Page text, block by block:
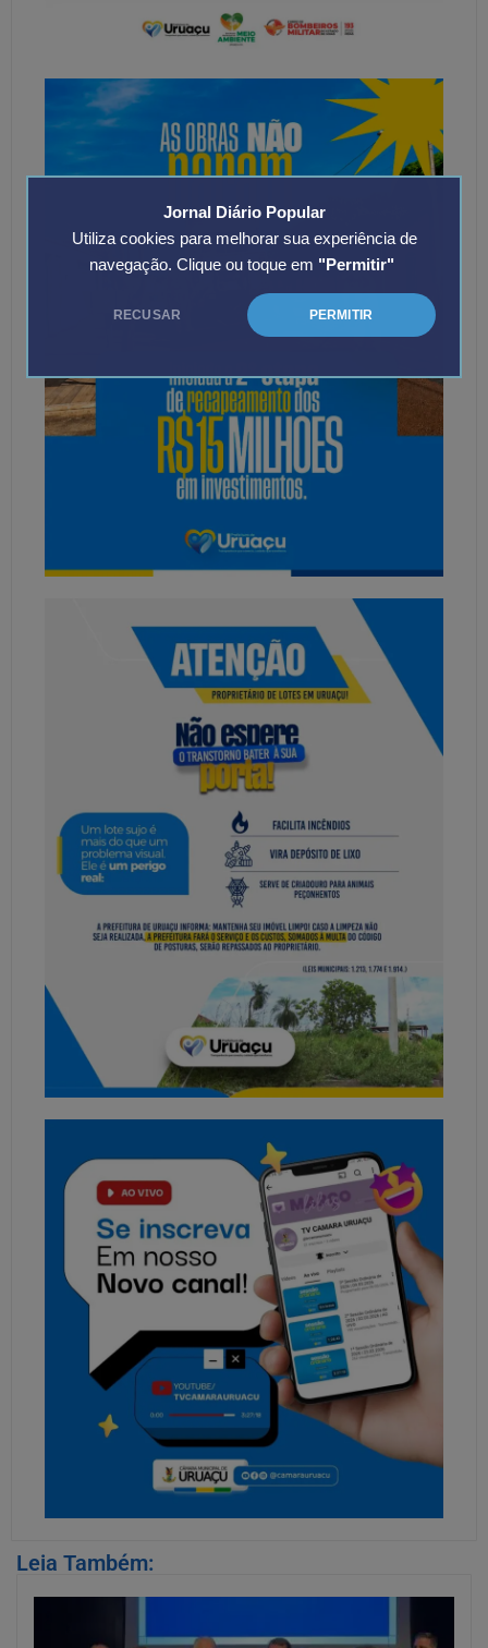
Jornal Diário Popular
Utiliza cookies para melhorar sua experiência de
navegação. Clique ou toque em "Permitir"
RECUSAR PERMITIR
Leia Também: